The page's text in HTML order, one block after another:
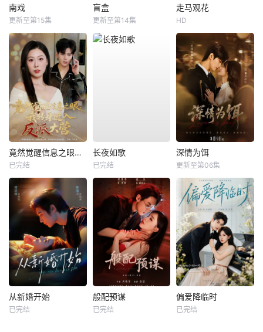
南戏
更新至第15集
盲盒
更新至第14集
走马观花
HD
竟然觉醒信息之眼，我转身进入反派大营
已完结
长夜如歌
已完结
深情为饵
更新至第06集
从新婚开始
已完结
般配预谋
已完结
偏爱降临时
已完结